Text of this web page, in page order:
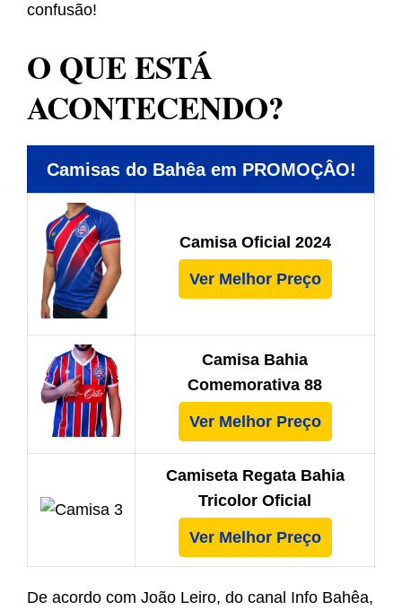
confusão!
O QUE ESTÁ
ACONTECENDO?
Camisas do Bahêa em PROMOÇÂO!
Camisa Oficial 2024
Ver Melhor Preço
Camisa Bahia
Comemorativa 88
Ver Melhor Preço
Camiseta Regata Bahia
Tricolor Oficial
Ver Melhor Preço
De acordo com João Leiro, do canal Info Bahêa,